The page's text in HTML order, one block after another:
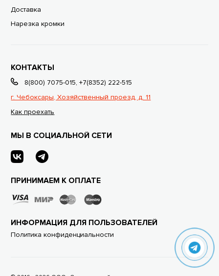
Доставка
Нарезка кромки
КОНТАКТЫ
8(800) 7075-015,+7(8352) 222-515
г. Чебоксары, Хозяйственный проезд, д. 11
Как проехать
МЫ В СОЦИАЛЬНОЙ СЕТИ
ПРИНИМАЕМ К ОПЛАТЕ
ИНФОРМАЦИЯ ДЛЯ ПОЛЬЗОВАТЕЛЕЙ
Политика конфиденциальности